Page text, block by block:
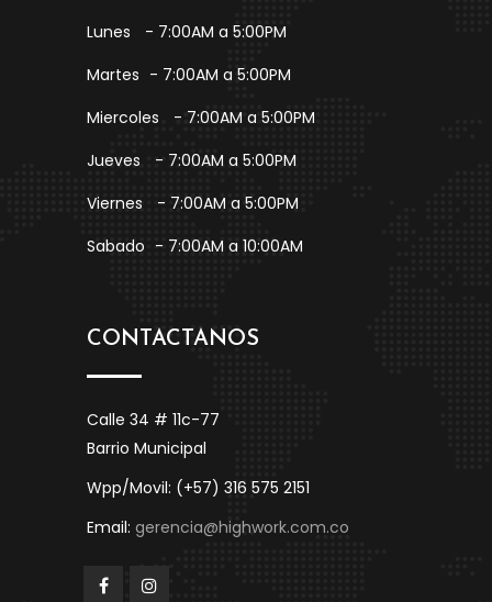
Lunes
- 7:00AM a 5:00PM
Martes - 7:00AM a 5:00PM
Miercoles
- 7:00AM a 5:00PM
Jueves
- 7:00AM a 5:00PM
Viernes
- 7:00AM a 5:00PM
Sabado - 7:00AM a 10:00AM
CONTACTANOS
Calle 34 # 11c-77
Barrio Municipal
Wpp/Movil: (+57) 316 575 2151
Email: gerencia@highwork.com.co